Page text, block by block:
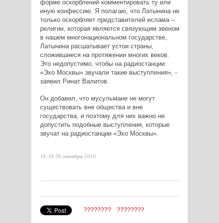
форме оскорблений комментировать ту или
иную конфессию. Я полагаю, что Латынина не
только оскорбляет представителей ислама –
религии, которая является связующим звеном
в нашем многонациональном государстве,
Латынина расшатывает устои страны,
сложившиеся на протяжении многих веков.
Это недопустимо, чтобы на радиостанции
«Эхо Москвы» звучали такие выступления», -
заявил Ринат Валитов.
Он добавил, что мусульмане не могут
существовать вне общества и вне
государства, и поэтому для них важно не
допустить подобные выступления, которые
звучат на радиостанции «Эхо Москвы».
16:38 26 октября 2010
???????? ????????